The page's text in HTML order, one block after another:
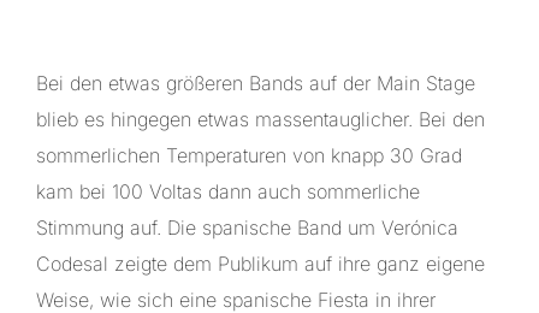
Bei den etwas größeren Bands auf der Main Stage
blieb es hingegen etwas massentauglicher. Bei den
sommerlichen Temperaturen von knapp 30 Grad
kam bei 100 Voltas dann auch sommerliche
Stimmung auf. Die spanische Band um Verónica
Codesal zeigte dem Publikum auf ihre ganz eigene
Weise, wie sich eine spanische Fiesta in ihrer